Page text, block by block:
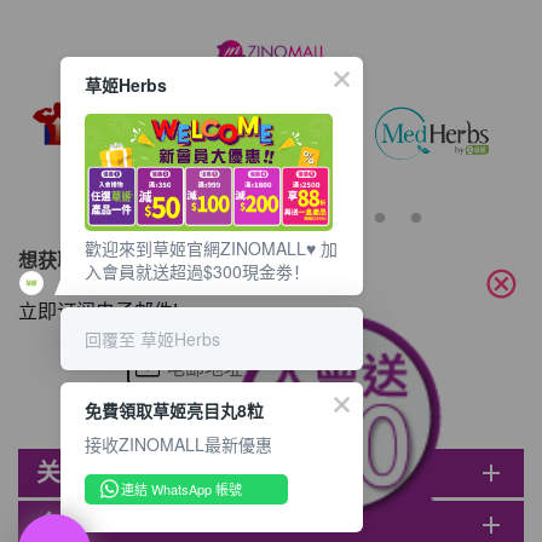
想获取最新的优惠资讯？
立即订阅电子邮件!
关于ZINOMALL add
会员 add
cancel
草姬Herbs
歡迎來到草姬官網ZINOMALL♥️ 加
入會員就送超過$300現金劵！
回覆至 草姬Herbs
免費領取草姬亮目丸8粒
接收ZINOMALL最新優惠
連結 WhatsApp 帳號